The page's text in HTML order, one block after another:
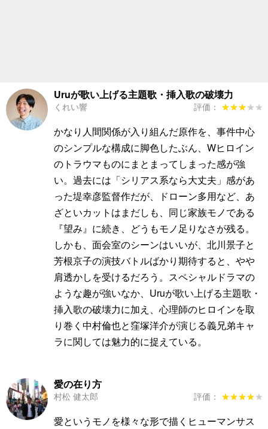
Uruが歌い上げる主題歌・挿入歌の破壊力
くれい響 評価： ★★★★★
★★★★★
かなり人間関係が入り組んだ原作を、事件中心
のシンプルな構成に脚色したぶん、Wヒロイン
のトラウマものにまとまってしまった感が強
い。過去には「シリアス系なら大丈夫」感があ
った堤幸彦監督作だが、ドローン多用など、あ
ざといカットはまだしも、同じ家族モノである
『望み』に続き、どうもモノ足りなさが残る。
しかも、面会室のシーンはいいが、北川景子と
芳根京子の演技バトルばかり期待すると、やや
肩透かしを受けるだろう。スペシャルドラマの
ような趣が強いなか、Uruが歌い上げる主題歌・
挿入歌の破壊力に加え、心理師のヒロインを取
り巻く中村倫也と窪塚洋介が演じる義兄弟キャ
ラに関しては魅力的に捉えている。
愛の在り方
村松 健太郎 評価： ★★★★★
★★★★★
愛というモノを様々な形で描くヒューマンサス